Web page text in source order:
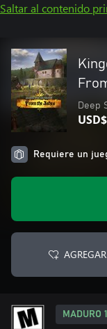
Saltar al contenido
Deep
Requiere un
MADURO